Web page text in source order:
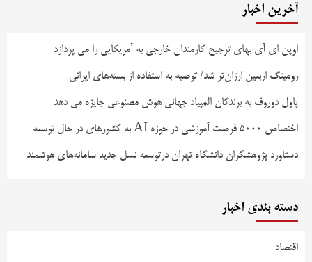
آخرین اخبار
اوپن ای آی بهای ترجیح کارمندان خارجی به آمریکایی را می پردازد
رومینگ اربعین ارزان‌تر شد/ توصیه به استفاده از بسته‌های ایرانی
پاول دوروف به برندگان المپیاد جهانی هوش مصنوعی جایزه می دهد
اختصاص ۵۰۰۰ فرصت آموزشی در حوزه AI به کشورهای در حال توسعه
دستاورد پژوهشگران دانشگاه تهران درتوسعه نسل جدید سامانه‌های هوشمند
دسته بندی اخبار
اقتصاد